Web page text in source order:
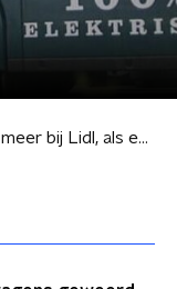
Geen dieselvrachtwagens meer bij Lidl, als een van de weinige grote bedrijven